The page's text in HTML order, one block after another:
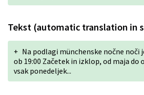
Tekst (automatic translation in
+ Na podlagi münchenske nočne noči
ob 19:00 Začetek in izklop, od maja
vsak ponedeljek...